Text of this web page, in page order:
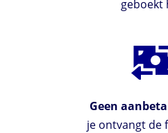
geboekt
Geen
je ontvangt de